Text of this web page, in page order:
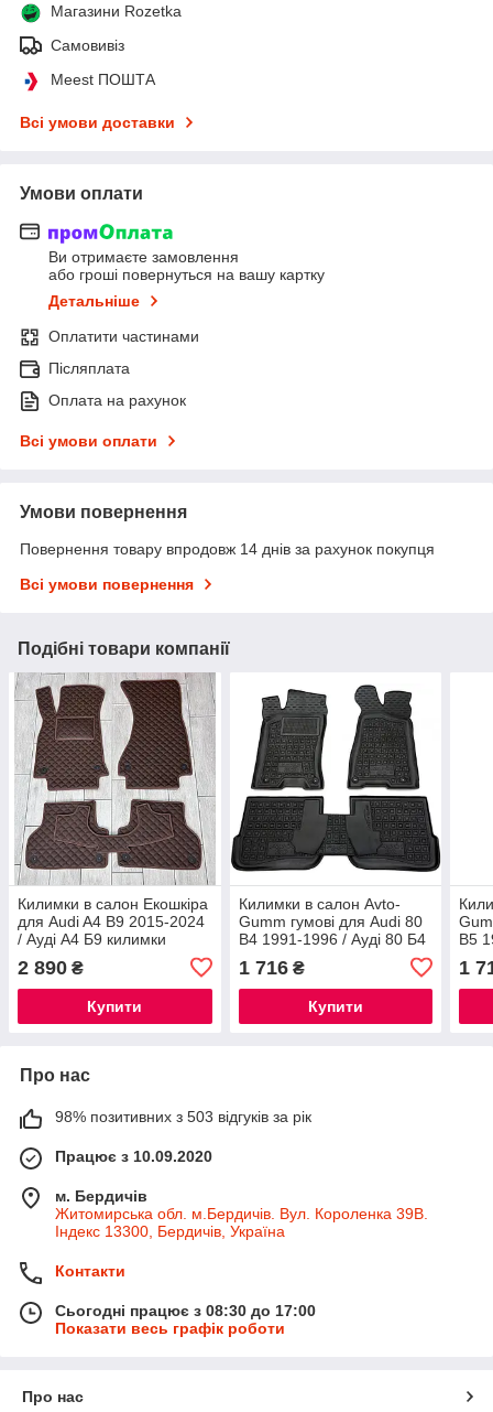
Магазини Rozetka
Самовивіз
Meest ПОШТА
Всі умови доставки
Умови оплати
Ви отримаєте замовлення
або гроші повернуться на вашу картку
Детальніше
Оплатити частинами
Післяплата
Оплата на рахунок
Всі умови оплати
Умови повернення
Повернення товару впродовж 14 днів за рахунок покупця
Всі умови повернення
Подібні товари компанії
Килимки в салон Екошкіра
для Audi A4 B9 2015-2024
/ Ауді А4 Б9 килимки
2 890 ₴
Купити
Килимки в салон Avto-
Gumm гумові для Audi 80
B4 1991-1996 / Ауді 80 Б4
1 716₴
Купити
B5
1
Про нас
98% позитивних з 503 відгуків за рік
Працює з 10.09.2020
м. Бердичів
Житомирська обл. м.Бердичів. Вул. Короленка 39В.
Індекс 13300, Бердичів, Україна
Контакти
Сьогодні працює з 08:30 до 17:00
Показати весь графік роботи
Про нас